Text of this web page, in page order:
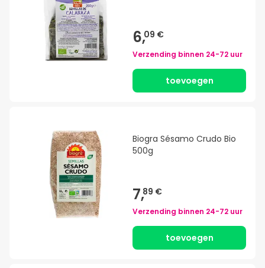
6,09 €
Verzending binnen 24-72 uur
toevoegen
Biogra Sésamo Crudo Bio
500g
7,89 €
Verzending binnen 24-72 uur
toevoegen